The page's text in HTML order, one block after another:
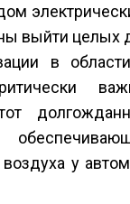
выйти целых
в
у